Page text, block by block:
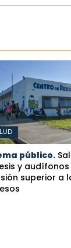
público.
y audífonos
superior a